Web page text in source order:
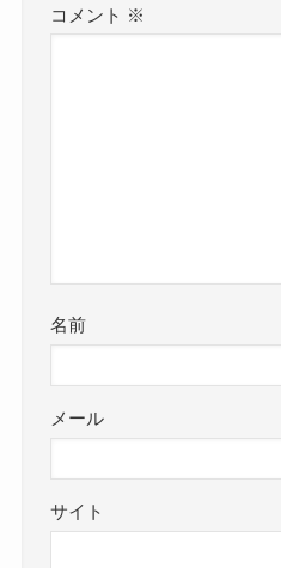
コメント ※
名前
メール
サイト